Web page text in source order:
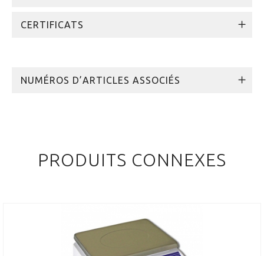
CERTIFICATS
NUMÉROS D’ARTICLES ASSOCIÉS
PRODUITS CONNEXES